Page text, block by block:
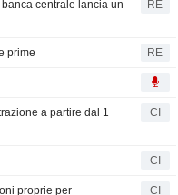
centrale lancia un
RE
prime RE
a partire dal 1
CI
CI
proprie per
CI